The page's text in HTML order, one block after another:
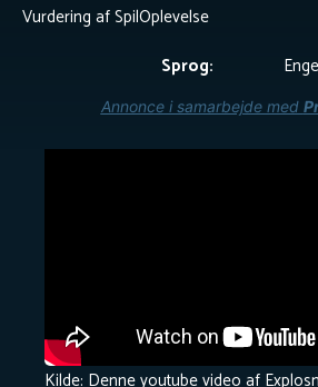
Vurdering af SpilOplevelse
Sprog:
Annonce i samarbejde med
Videoguide
Kilde: Denne youtube video af